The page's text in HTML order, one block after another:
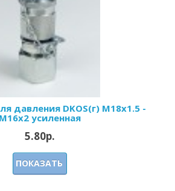
давления DKOS(г) M18x1.5 -
M16x2 усиленная
5.80р.
ПОКАЗАТЬ